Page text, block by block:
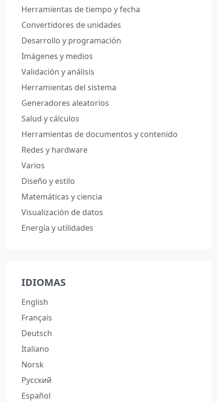
Herramientas de tiempo y fecha
Convertidores de unidades
Desarrollo y programación
Imágenes y medios
Validación y análisis
Herramientas del sistema
Generadores aleatorios
Salud y cálculos
Herramientas de documentos y contenido
Redes y hardware
Varios
Diseño y estilo
Matemáticas y ciencia
Visualización de datos
Energía y utilidades
IDIOMAS
English
Français
Deutsch
Italiano
Norsk
Русский
Español